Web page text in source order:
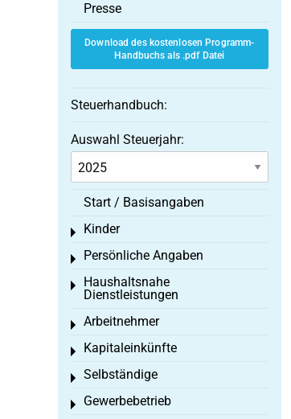
Presse
Download des kostenlosen Programm-
Handbuchs als .pdf Datei
Steuerhandbuch:
Auswahl Steuerjahr:
Start / Basisangaben
Kinder
Toggle menu
Persönliche Angaben
Toggle menu
Haushaltsnahe
Dienstleistungen
Toggle menu
Arbeitnehmer
Toggle menu
Kapitaleinkünfte
Toggle menu
Selbständige
Toggle menu
Gewerbebetrieb
Toggle menu